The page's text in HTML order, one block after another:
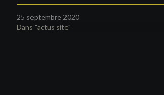
25 septembre 2020
Dans "actus site"